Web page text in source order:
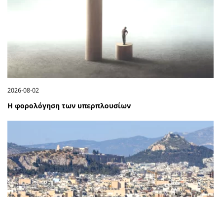
2026-08-02
Η φορολόγηση των υπερπλουσίων